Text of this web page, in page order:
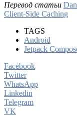
Перевод статьи
Client-Side Caching
TAGS
Android
Jetpack
Facebook
Twitter
WhatsApp
Linkedin
Telegram
VK